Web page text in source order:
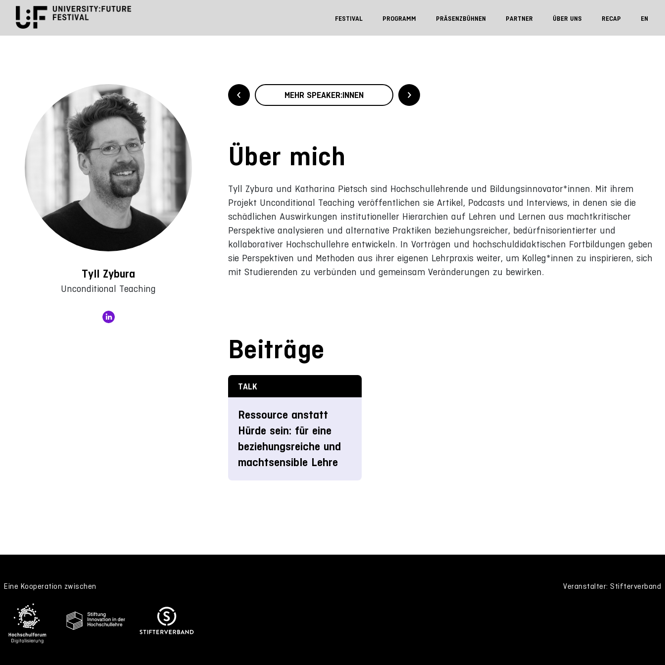
FESTIVAL PROGRAMM PRÄSENZBÜHNEN PARTNER ÜBER UNS RECAP EN
Tyll Zybura
Unconditional Teaching
MEHR SPEAKER:INNEN
Über mich
Tyll Zybura und Katharina Pietsch sind Hochschullehrende und Bildungsinnovator*innen. Mit ihrem
Projekt Unconditional Teaching veröffentlichen sie Artikel, Podcasts und Interviews, in denen sie die
schädlichen Auswirkungen institutioneller Hierarchien auf Lehren und Lernen aus machtkritischer
Perspektive analysieren und alternative Praktiken beziehungsreicher, bedürfnisorientierter und
kollaborativer Hochschullehre entwickeln. In Vorträgen und hochschuldidaktischen Fortbildungen geben
sie Perspektiven und Methoden aus ihrer eigenen Lehrpraxis weiter, um Kolleg*innen zu inspirieren, sich
mit Studierenden zu verbünden und gemeinsam Veränderungen zu bewirken.
Beiträge
TALK
Ressource anstatt
Hürde sein: für eine
beziehungsreiche und
machtsensible Lehre
Eine Kooperation zwischen Veranstalter: Stifterverband